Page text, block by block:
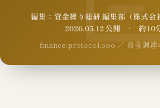
編集：資金繰り総研 編集部（株式
2026.05.12 公開 · 約10
finance.protocol.ooo ／ 資金調達